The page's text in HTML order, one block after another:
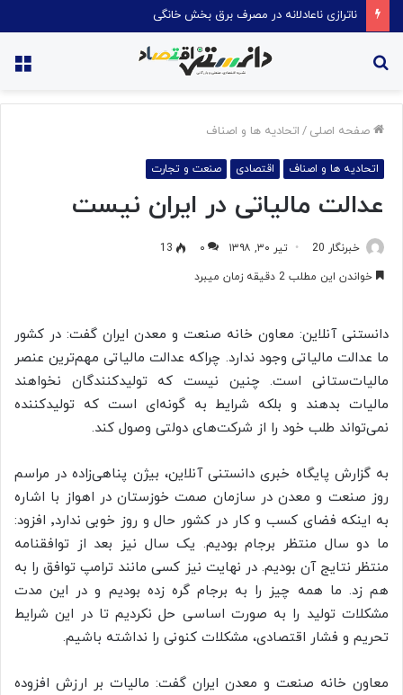
ناترازی ناعادلانه در مصرف برق بخش خانگی
صفحه اصلی / اتحادیه ها و اصناف
اتحادیه ها و اصناف اقتصادی صنعت و تجارت
عدالت مالیاتی در ایران نیست
خبرنگار 20 تیر ۳۰, ۱۳۹۸ ۰
13
خواندن این مطلب 2 دقیقه زمان میبرد
دانستنی آنلاین: معاون خانه صنعت و معدن ایران گفت: در کشور
ما عدالت مالیاتی وجود ندارد. چراکه عدالت مالیاتی مهم‌ترین عنصر
مالیات‌ستانی است. چنین نیست که تولیدکنندگان نخواهند
مالیات بدهند و بلکه شرایط به گونه‌ای است که تولیدکننده
نمی‌تواند طلب خود را از شرکت‌های دولتی وصول کند.
به گزارش پایگاه خبری دانستنی آنلاین، بیژن پناهی‌زاده در مراسم
روز صنعت و معدن در سازمان صمت خوزستان در اهواز با اشاره
به اینکه فضای کسب و کار در کشور حال و روز خوبی ندارد٬ افزود:
ما دو سال منتظر برجام بودیم. یک سال نیز بعد از توافقنامه
منتظر نتایج آن بودیم. در نهایت نیز کسی مانند ترامپ توافق را به
هم زد. ما همه چیز را به برجام گره زده بودیم و در این مدت
مشکلات تولید را به صورت اساسی حل نکردیم تا در این شرایط
تحریم و فشار اقتصادی، مشکلات کنونی را نداشته باشیم.
معاون خانه صنعت و معدن ایران گفت: مالیات بر ارزش افزوده